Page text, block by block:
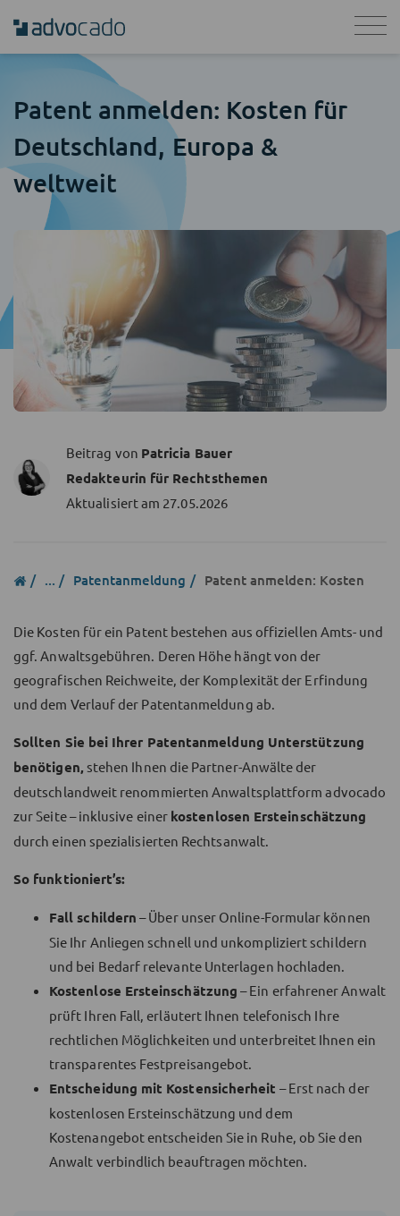
Patent anmelden: Kosten für
Deutschland, Europa &
weltweit
Beitrag von Patricia Bauer
Redakteurin für Rechtsthemen
Aktualisiert am 27.05.2026
... Patentanmeldung Patent anmelden: Kosten
Die Kosten für ein Patent bestehen aus offiziellen Amts- und
ggf. Anwaltsgebühren. Deren Höhe hängt von der
geografischen Reichweite, der Komplexität der Erfindung
und dem Verlauf der Patentanmeldung ab.
Sollten Sie bei Ihrer Patentanmeldung Unterstützung
benötigen, stehen Ihnen die Partner-Anwälte der
deutschlandweit renommierten Anwaltsplattform advocado
zur Seite – inklusive einer kostenlosen Ersteinschätzung
durch einen spezialisierten Rechtsanwalt.
So funktioniert’s:
Fall schildern – Über unser Online-Formular können
Sie Ihr Anliegen schnell und unkompliziert schildern
und bei Bedarf relevante Unterlagen hochladen.
Kostenlose Ersteinschätzung – Ein erfahrener Anwalt
prüft Ihren Fall, erläutert Ihnen telefonisch Ihre
rechtlichen Möglichkeiten und unterbreitet Ihnen ein
transparentes Festpreisangebot.
Entscheidung mit Kostensicherheit – Erst nach der
kostenlosen Ersteinschätzung und dem
Kostenangebot entscheiden Sie in Ruhe, ob Sie den
Anwalt verbindlich beauftragen möchten.